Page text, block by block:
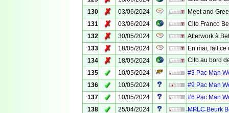
130
✗ 03/06/2024
Meet and
131
✗ 03/06/2024
Cito Franco
132
✗ 30/05/2024
Afterwork à
133
✗ 18/05/2024
En mai, fait
134
✗ 18/05/2024
Cito au bord
135
✓ 10/05/2024
#3 Pac Man
136
✓ 10/05/2024
#9 Pac Man
137
✓ 10/05/2024
#6 Pac Man
138
✓ 25/04/2024
̶M̶P̶L̶C̶ Beurk